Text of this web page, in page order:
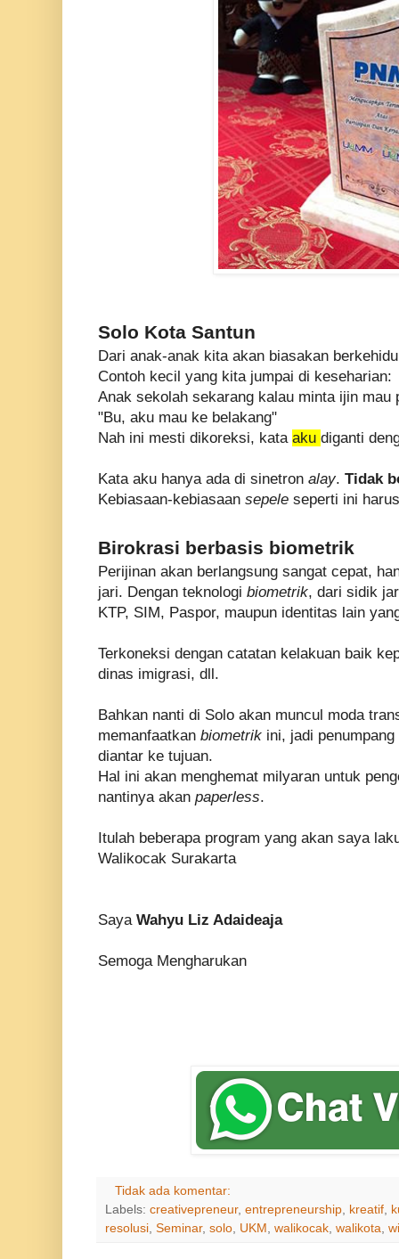
Solo Kota Santun
Dari anak-anak kita akan biasakan
Contoh kecil yang kita jumpai di keseharian:
Anak sekolah sekarang kalau minta ijin mau
"Bu, aku mau ke belakang"
Nah ini mesti dikoreksi, kata aku diganti
Kata aku hanya ada di sinetron alay. Tidak
Kebiasaan-kebiasaan sepele seperti ini
Birokrasi berbasis biometrik
Perijinan akan berlangsung sangat cepat,
jari. Dengan teknologi biometrik, dari sidik
KTP, SIM, Paspor, maupun identitas lain
Terkoneksi dengan catatan kelakuan baik
dinas imigrasi, dll.
Bahkan nanti di Solo akan muncul moda
memanfaatkan biometrik ini, jadi
diantar ke tujuan.
Hal ini akan menghemat milyaran untuk
nantinya akan paperless.
Itulah beberapa program yang akan saya
Walikocak Surakarta
Saya Wahyu Liz Adaideaja
Semoga Mengharukan
Tidak ada komentar:
Labels: creativepreneur, entrepreneurship, kreatif,
resolusi, Seminar, solo, UKM , walikocak, walikota,